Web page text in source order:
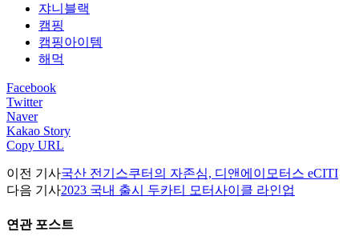
쟈니블랙
캠핑
캠핑아이템
해먹
Facebook
Twitter
Naver
Kakao Story
Copy URL
이전 기사국산 전기스쿠터의 자존심, 디앤에이모터스 eCITI
다음 기사2023 국내 출시 두카티 모터사이클 라인업
연관 포스트